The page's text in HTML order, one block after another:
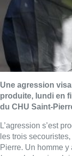
Une agression
produite, lundi en
du CHU Saint-
L’agression s’est
les trois
Pierre. Un homme y